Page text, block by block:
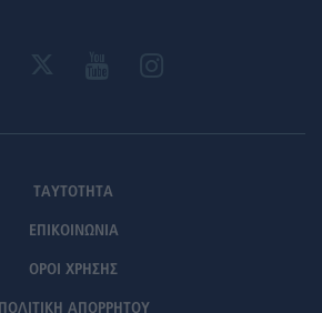
ΤΑΥΤΟΤΗΤΑ
ΕΠΙΚΟΙΝΩΝΙΑ
ΟΡΟΙ ΧΡΗΣΗΣ
ΠΟΛΙΤΙΚΗ ΑΠΟΡΡΗΤΟΥ